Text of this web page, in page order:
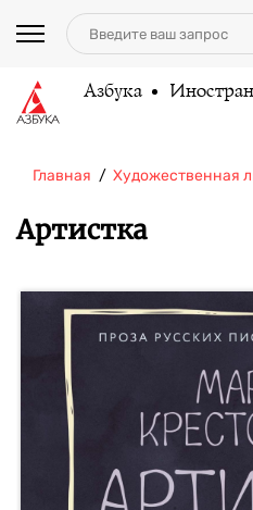
Азбука
Главная Художественная
Артистка